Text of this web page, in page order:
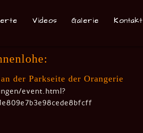
Videos Galerie Kontakt
der Parkseite der Orangerie
event.html?